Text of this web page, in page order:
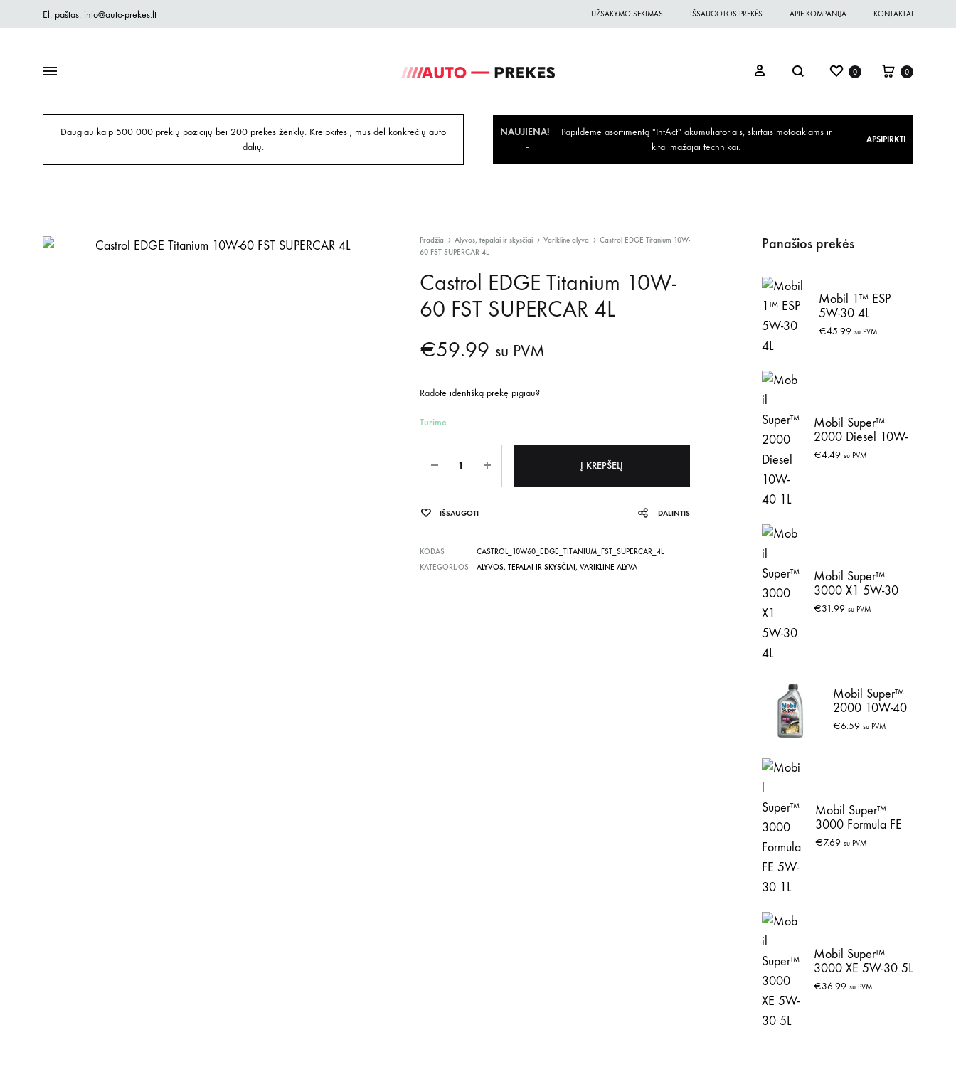
El. paštas: info@auto-prekes.lt UŽSAKYMO SEKIMAS IŠSAUGOTOS PREKĖS APIE KOMPANIJA KONTAKTAI
geriausiomis
0 0
Daugiau kaip 500 000 prekių pozicijų bei 200 prekės ženklų. Kreipkitės į mus dėl konkrečių auto
dalių.
NAUJIENA!
Papildėme asortimentą "IntAct" akumuliatoriais, skirtais motociklams ir
kitai mažajai technikai.
APSIPIRKTI
Pradžia Alyvos, tepalai ir skysčiai Variklinė alyva
Castrol EDGE Titanium 10W-
60 FST SUPERCAR 4L
Castrol EDGE Titanium 10W-
60 FST SUPERCAR 4L
€59.99 su PVM
Radote identišką prekę pigiau?
Turime
Į KREPŠELĮ
IŠSAUGOTI DALINTIS
KODAS
CASTROL_10W60_EDGE_TITANIUM_FST_SUPERCAR_4L
KATEGORIJOS
ALYVOS, TEPALAI IR SKYSČIAI, VARIKLINĖ ALYVA
Panašios prekės
Mobil 1™ ESP
5W-30 4L
€45.99 su PVM
Mobil Super™
2000 Diesel 10W-
40 1L
€4.49 su PVM
Mobil Super™
3000 X1 5W-30
4L
€31.99 su PVM
Mobil Super™
2000 10W-40
1L
€6.59 su PVM
Mobil Super™
3000 Formula FE
5W-30 1L
€7.69 su PVM
Mobil Super™
3000 XE 5W-30 5L
€36.99 su PVM